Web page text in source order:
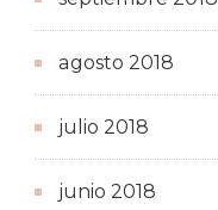
agosto 2018
julio 2018
junio 2018